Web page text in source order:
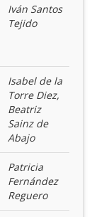
Iván Santos
Tejido
Isabel de la
Torre Diez,
Beatriz
Sainz de
Abajo
Patricia
Fernández
Reguero